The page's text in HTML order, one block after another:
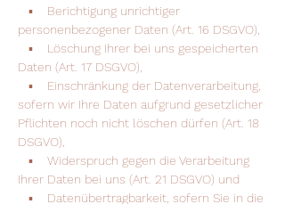
▪ Berichtigung unrichtiger
personenbezogener Daten (Art. 16 DSGVO),
▪ Löschung Ihrer bei uns gespeicherten
Daten (Art. 17 DSGVO),
▪ Einschränkung der Datenverarbeitung,
sofern wir Ihre Daten aufgrund gesetzlicher
Pflichten noch nicht löschen dürfen (Art. 18
DSGVO),
▪ Widerspruch gegen die Verarbeitung
Ihrer Daten bei uns (Art. 21 DSGVO) und
▪ Datenübertragbarkeit, sofern Sie in die